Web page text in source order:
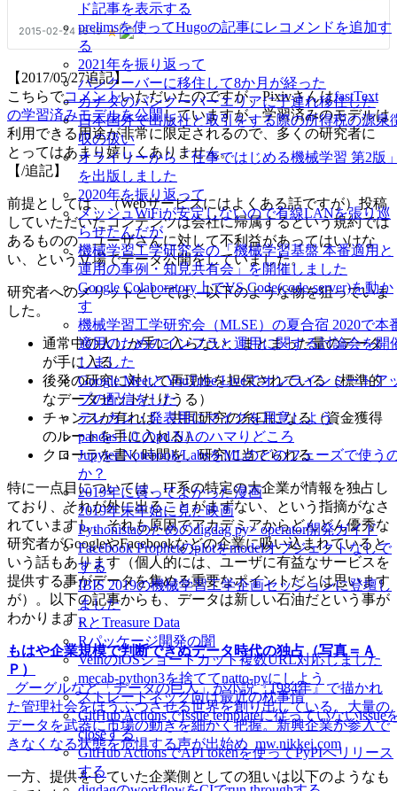
ド記事を表示する
prelimsを使ってHugoの記事にレコメンドを追加す
る
2021年を振り返って
バンクーバーに移住して8か月が経った
カナダのバンクーバーエリアに子連れ移住した
日本国外で出版社と取引をする際の所得税の源泉
収の扱い
オライリーから「仕事ではじめる機械学習 第2版
を出版しました
2020年を振り返って
メッシュWiFiが安定しないので有線LANを張り巡
らせたんだが
機械学習工学研究会の「機械学習基盤 本番適用と
運用の事例・知見共有会」を開催しました
Google Colaboratory上でVS Code(code-server)を動か
す
機械学習工学研究会（MLSE）の夏合宿 2020で本
適用のためのインフラと運用に関する討論会を開
しました
Google MeetとYouTube Liveでオンラインミートア
プの配信をした
テレカン・発表用にマイクを用意しよう
pandas 1.0 のpd.NAのハマりどころ
Jupyter Notebook/LabsをMLのどのフェーズで使う
か？
2019年に買ってよかった漫画
2019年末年始に見た映画
Pythonistaのためのdigdag py> operator開発ガイド
Facebook Prophetのplotをmodelオブジェクトなしで
する
IBIS 2019の機械学習工学企画セッションに登壇し
ました
RとTreasure Data
Rパッケージ開発の闇
VeinのiOSショートカット複数URL対応しました
mecab-python3を捨ててnatto-pyにしよう
ストレートネック向け最近の枕事情
GitHub ActionsでIssue templateに従っていないissue
closeする
GitHub ActionsでAPI tokenを使ってPyPIへリリース
する
【2017/05/27追記】
こちらでコメントいただいたのですが、PixivさんはfastText
の学習済みモデルを公開していますが、学習済みのモデルは
利用できる用途が非常に限定されるので、多くの研究者に
とってはあまり嬉しくありません。
【/追記】
前提としては、（Webサービスにはよくある話ですが）投稿
していただいたコンテンツは会社に帰属するという規約では
あるものの、ユーザさんに対して不利益があってはいけな
い、という立場でデータ公開をしていました。
研究者へのメリットとしては、以下のような物を狙っていま
した。
通常中の人しか手に入らない、まとまった量のデータ
が手に入る
後発の研究に対して再現性を担保されている（標準的
なデータセットたりうる）
チャンスが有れば、共同研究の糸口になる（資金獲得
のルートを手に入れる）
クローラを書く時間を、研究に当てられる
特に一点目については、IT系の特定の大企業が情報を独占し
ており、それが外に出ることがまずない、という指摘がなさ
れていますし、それも原因でアカデミアからどんどん優秀な
研究者がGoogleやFacebookなどの企業に吸い込まれていると
いう話もあります（個人的には、ユーザに有益なサービスを
提供する事がデータを集める重要なポイントだとは思います
が）。以下の記事からも、データは新しい石油だという事が
わかります。
もはや企業規模で判断できぬデータ時代の独占（写真＝Ａ
Ｐ）
_グーグルなど「データの巨人」が小説『1984年』で描かれ
た管理社会をほうふつさせる世界を創り出している。大量の
データを武器に市場の動きを細かく把握。新興企業が参入で
きなくなる状態を危惧する声が出始め_mw.nikkei.com
一方、提供をしていた企業側としての狙いは以下のようなも